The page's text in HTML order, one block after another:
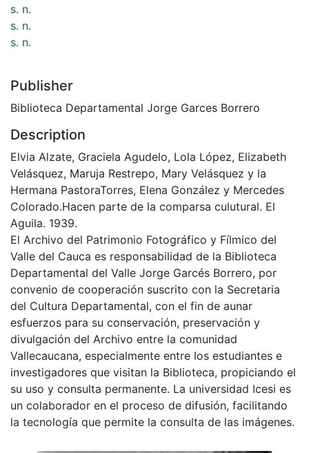
s. n.
s. n.
s. n.
Publisher
Biblioteca Departamental Jorge Garces Borrero
Description
Elvia Alzate, Graciela Agudelo, Lola López, Elizabeth
Velásquez, Maruja Restrepo, Mary Velásquez y la
Hermana PastoraTorres, Elena González y Mercedes
Colorado.Hacen parte de la comparsa culutural. El
Aguila. 1939.
El Archivo del Patrimonio Fotográfico y Fílmico del
Valle del Cauca es responsabilidad de la Biblioteca
Departamental del Valle Jorge Garcés Borrero, por
convenio de cooperación suscrito con la Secretaria
del Cultura Departamental, con el fin de aunar
esfuerzos para su conservación, preservación y
divulgación del Archivo entre la comunidad
Vallecaucana, especialmente entre los estudiantes e
investigadores que visitan la Biblioteca, propiciando el
su uso y consulta permanente. La universidad Icesi es
un colaborador en el proceso de difusión, facilitando
la tecnología que permite la consulta de las imágenes.